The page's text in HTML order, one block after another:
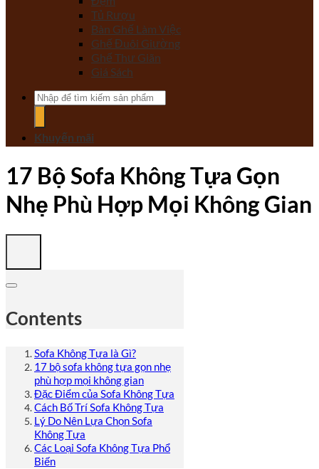
Tủ Rượu
Bàn Ghế Làm Việc
Ghế Đuôi Giường
Ghế Thư Giãn
Giá Sách
Tìm
kiếm:
Khuyến mãi
17 Bộ Sofa Không Tựa Gọn
Nhẹ Phù Hợp Mọi Không Gian
Contents
Sofa Không Tựa là Gì?
17 bộ sofa không tựa gọn nhẹ
phù hợp mọi không gian
Đặc Điểm của Sofa Không Tựa
Cách Bố Trí Sofa Không Tựa
Lý Do Nên Lựa Chọn Sofa
Không Tựa
Các Loại Sofa Không Tựa Phổ
Biến